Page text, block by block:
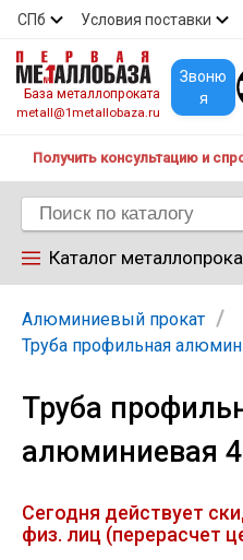
СПб Условия поставки
Скидки Прайс
База металлопроката
metall@1metallobaza.ru
Звоню
я
Получить консультацию и
Каталог
Арматура
Труба
Лист
Алюминиевый прокат
Труба профильная
Труба
алюминиевая
Сегодня действует
физ. лиц (перерасчет